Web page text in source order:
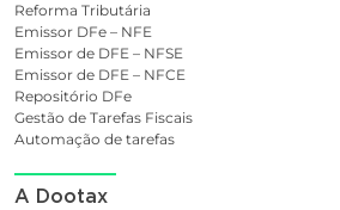
Reforma Tributária
Emissor DFe – NFE
Emissor de DFE – NFSE
Emissor de DFE – NFCE
Repositório DFe
Gestão de Tarefas Fiscais
Automação de tarefas
A Dootax